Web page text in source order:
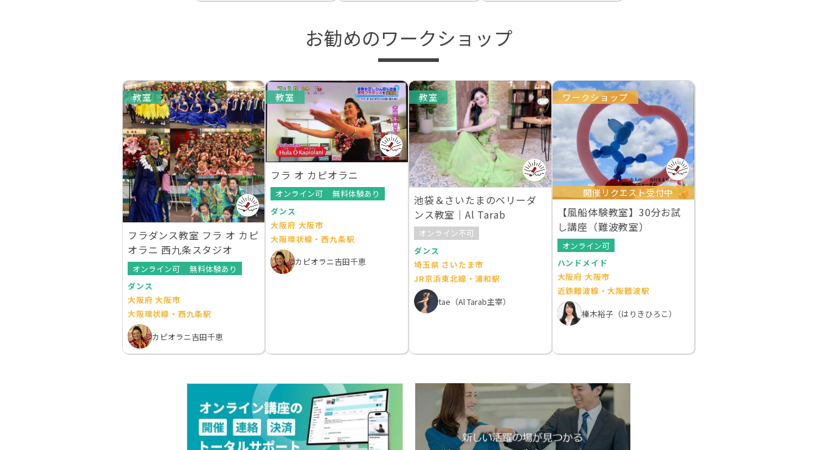
お勧めのワークショップ
教室
フラダンス教室 フラ オ カピ
オラニ 西九条スタジオ
オンライン可
無料体験あり
ダンス
大阪府 大阪市
大阪環状線・西九条駅
カピオラニ吉田千恵
教室
フラ オ カピオラニ
オンライン可
無料体験あり
ダンス
大阪府 大阪市
大阪環状線・西九条駅
カピオラニ吉田千恵
教室
池袋＆さいたまのベリーダ
ンス教室｜Al Tarab
オンライン不可
ダンス
埼玉県 さいたま市
JR京浜東北線・浦和駅
tae（Al Tarab主宰）
ワークショップ
開催リクエスト受付中
【風船体験教室】30分お試
し講座（難波教室）
オンライン可
ハンドメイド
大阪府 大阪市
近鉄難波線・大阪難波駅
榛木裕子（はりきひろこ）